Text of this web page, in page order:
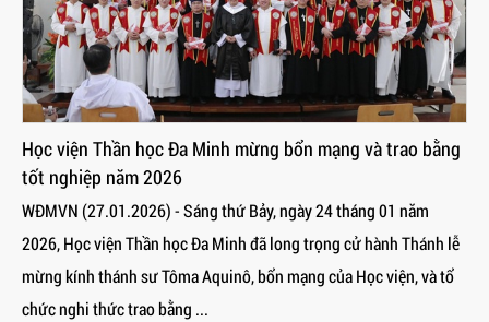
Học viện Thần học Đa Minh mừng bổn mạng và trao bằng
tốt nghiệp năm 2026
WĐMVN (27.01.2026) - Sáng thứ Bảy, ngày 24 tháng 01 năm
2026, Học viện Thần học Đa Minh đã long trọng cử hành Thánh lễ
mừng kính thánh sư Tôma Aquinô, bổn mạng của Học viện, và tổ
chức nghi thức trao bằng ...